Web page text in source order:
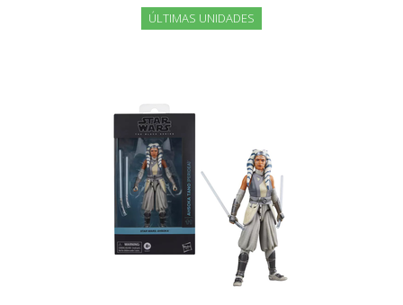
ÚLTIMAS UNIDADES